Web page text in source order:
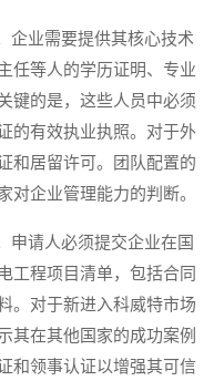
业需要提供其核心技术
任等人的学历证明、专业
键的是，这些人员中必须
的有效执业执照。对于外
和居留许可。团队配置的
对企业管理能力的判断。
请人必须提交企业在国
工程项目清单，包括合同
。对于新进入科威特市场
其在其他国家的成功案例
和领事认证以增强其可信